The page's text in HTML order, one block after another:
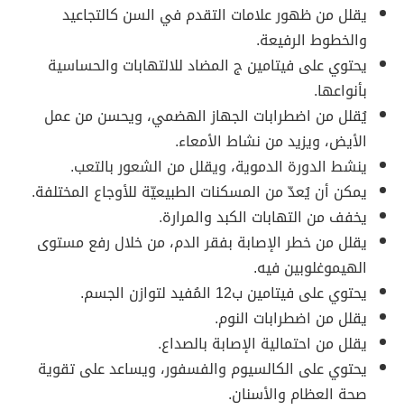
يقلل من ظهور علامات التقدم في السن كالتجاعيد
والخطوط الرفيعة.
يحتوي على فيتامين ج المضاد للالتهابات والحساسية
بأنواعها.
يُقلل من اضطرابات الجهاز الهضمي، ويحسن من عمل
الأيض، ويزيد من نشاط الأمعاء.
ينشط الدورة الدموية، ويقلل من الشعور بالتعب.
يمكن أن يُعدّ من المسكنات الطبيعيّة للأوجاع المختلفة.
يخفف من التهابات الكبد والمرارة.
يقلل من خطر الإصابة بفقر الدم، من خلال رفع مستوى
الهيموغلوبين فيه.
يحتوي على فيتامين ب12 المُفيد لتوازن الجسم.
يقلل من اضطرابات النوم.
يقلل من احتمالية الإصابة بالصداع.
يحتوي على الكالسيوم والفسفور، ويساعد على تقوية
صحة العظام والأسنان.